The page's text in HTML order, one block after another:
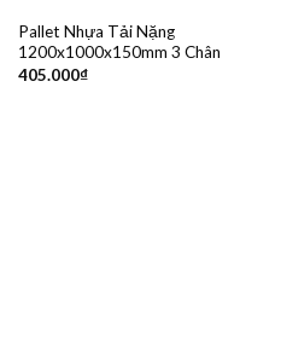
Pallet Nhựa Tải Nặng
1200x1000x150mm 3 Chân
405.000₫